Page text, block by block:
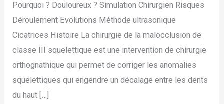
Pourquoi ? Douloureux ? Simulation Chirurgien Risques
Déroulement Evolutions Méthode ultrasonique
Cicatrices Histoire La chirurgie de la malocclusion de
classe III squelettique est une intervention de chirurgie
orthognathique qui permet de corriger les anomalies
squelettiques qui engendre un décalage entre les dents
du haut […]